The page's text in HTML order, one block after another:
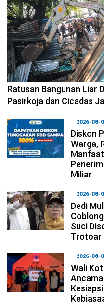
2026-08-06 17:34:08
Ratusan Bangunan Liar
Pasirkoja dan Cicadas
2026-08-
Diskon
Warga,
Miliar
2026-08-
Dedi
Suci
Trotoar
2026-08-
Wali